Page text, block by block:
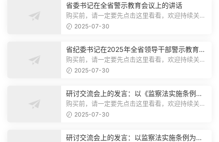
省委书记在全省警示教育会议上的讲话
购买前，请一定要先点击这里看看，欢迎持续关
注，精彩模板每天推送预览结束，本文...
2025-07-30
省纪委书记在2025年全省领导干部警示教育会
上的讲话.1
购买前，请一定要先点击这里看看，欢迎持续关
注，精彩模板每天推送预览结束，本文...
2025-07-30
研讨交流会上的发言：以《监察法实施条例》
为纲,推动巡察工作高质量发展
购买前，请一定要先点击这里看看，欢迎持续关
注，精彩模板每天推送预览结束，本文...
2025-07-30
研讨交流会上的发言：以监察法实施条例为纲